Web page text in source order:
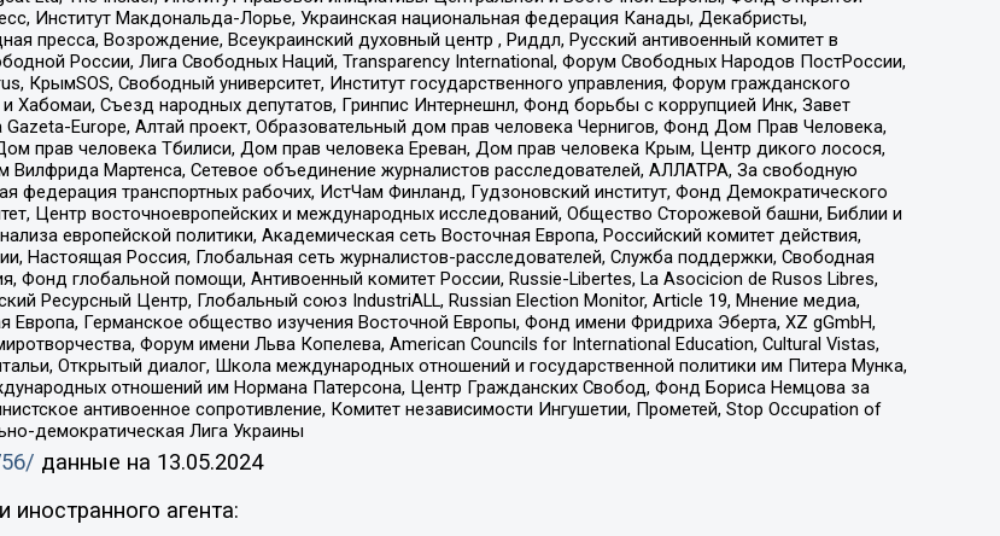
Институт Макдональда-Лорье, Украинская национальная федерация Канады, Декабристы,
пресса, Возрождение, Всеукраинский духовный центр , Риддл, Русский антивоенный комитет в
России, Лига Свободных Наций, Transparеncy International, Форум Свободных Народов ПостРоссии,
КрымSOS, Свободный университет, Институт государственного управления, Форум гражданского
Хабомаи, Съезд народных депутатов, Гринпис Интернешнл, Фонд борьбы с коррупцией Инк, Завет
Europe, Алтай проект, Образовательный дом прав человека Чернигов, Фонд Дом Прав Человека,
прав человека Тбилиси, Дом прав человека Ереван, Дом прав человека Крым, Центр дикого лосося,
Мартенса, Сетевое объединение журналистов расследователей, АЛЛАТРА, За свободную
федерация транспортных рабочих, ИстЧам Финланд, Гудзоновский институт, Фонд Демократического
Центр восточноевропейских и международных исследований, Общество Сторожевой башни, Библии и
европейской политики, Академическая сеть Восточная Европа, Российский комитет действия,
Настоящая Россия, Глобальная сеть журналистов-расследователей, Служба поддержки, Свободная
Фонд глобальной помощи, Антивоенный комитет России, Russie-Libertes, La Asocicion de Rusos Libres,
Ресурсный Центр, Глобальный союз IndustriALL, Russian Election Monitor, Article 19, Мнение медиа,
Европа, Германское общество изучения Восточной Европы, Фонд имени Фридриха Эберта, XZ gGmbH,
Форум имени Льва Копелева, American Councils for International Education, Cultural Vistas,
Открытый диалог, Школа международных отношений и государственной политики им Питера Мунка,
отношений им Нормана Патерсона, Центр Гражданских Свобод, Фонд Бориса Немцова за
антивоенное сопротивление, Комитет независимости Ингушетии, Прометей, Stop Occupation of
демократическая Лига Украины
данные на 13.05.2024
агента: